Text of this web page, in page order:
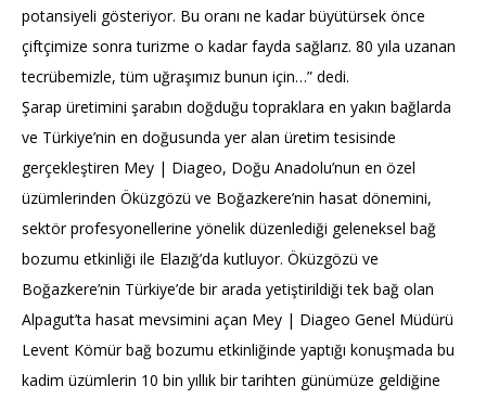
potansiyeli gösteriyor. Bu oranı ne kadar büyütürsek önce
çiftçimize sonra turizme o kadar fayda sağlarız. 80 yıla uzanan
tecrübemizle, tüm uğraşımız bunun için…” dedi.
Şarap üretimini şarabın doğduğu topraklara en yakın bağlarda
ve Türkiye’nin en doğusunda yer alan üretim tesisinde
gerçekleştiren Mey | Diageo, Doğu Anadolu’nun en özel
üzümlerinden Öküzgözü ve Boğazkere’nin hasat dönemini,
sektör profesyonellerine yönelik düzenlediği geleneksel bağ
bozumu etkinliği ile Elazığ’da kutluyor. Öküzgözü ve
Boğazkere’nin Türkiye’de bir arada yetiştirildiği tek bağ olan
Alpagut’ta hasat mevsimini açan Mey | Diageo Genel Müdürü
Levent Kömür bağ bozumu etkinliğinde yaptığı konuşmada bu
kadim üzümlerin 10 bin yıllık bir tarihten günümüze geldiğine